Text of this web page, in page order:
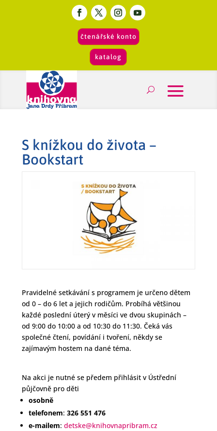
čtenářské konto
katalog
S knížkou do života –
Bookstart
Pravidelné setkávání s programem je určeno dětem
od 0 – do 6 let a jejich rodičům. Probíhá většinou
každé poslední úterý v měsíci ve dvou skupinách –
od 9:00 do 10:00 a od 10:30 do 11:30. Čeká vás
společné čtení, povídání i tvoření, někdy se
zajímavým hostem na dané téma.
Na akci je nutné se předem přihlásit v Ústřední
půjčovně pro děti
osobně
telefonem: 326 551 476
e-mailem: detske@knihovnapribram.cz